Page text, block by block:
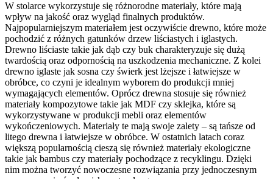
W stolarce wykorzystuje się różnorodne materiały, które mają
wpływ na jakość oraz wygląd finalnych produktów.
Najpopularniejszym materiałem jest oczywiście drewno, które może
pochodzić z różnych gatunków drzew liściastych i iglastych.
Drewno liściaste takie jak dąb czy buk charakteryzuje się dużą
twardością oraz odpornością na uszkodzenia mechaniczne. Z kolei
drewno iglaste jak sosna czy świerk jest lżejsze i łatwiejsze w
obróbce, co czyni je idealnym wyborem do produkcji mniej
wymagających elementów. Oprócz drewna stosuje się również
materiały kompozytowe takie jak MDF czy sklejka, które są
wykorzystywane w produkcji mebli oraz elementów
wykończeniowych. Materiały te mają swoje zalety – są tańsze od
litego drewna i łatwiejsze w obróbce. W ostatnich latach coraz
większą popularnością cieszą się również materiały ekologiczne
takie jak bambus czy materiały pochodzące z recyklingu. Dzięki
nim można tworzyć nowoczesne rozwiązania przy jednoczesnym